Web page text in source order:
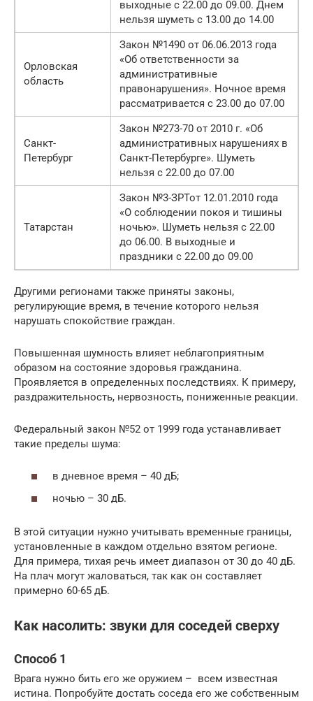
выходные с 22.00 до 09.00. Днем
нельзя шуметь с 13.00 до 14.00
Орловская
область
Закон №1490 от 06.06.2013 года
«Об ответственности за
административные
правонарушения». Ночное время
рассматривается с 23.00 до 07.00
Санкт-
Петербург
Закон №273-70 от 2010 г. «Об
административных нарушениях в
Санкт-Петербурге». Шуметь
нельзя с 22.00 до 07.00
Татарстан
Закон №3-ЗРТот 12.01.2010 года
«О соблюдении покоя и тишины
ночью». Шуметь нельзя с 22.00
до 06.00. В выходные и
праздники с 22.00 до 09.00
Другими регионами также приняты законы,
регулирующие время, в течение которого нельзя
нарушать спокойствие граждан.
Повышенная шумность влияет неблагоприятным
образом на состояние здоровья гражданина.
Проявляется в определенных последствиях. К примеру,
раздражительность, нервозность, пониженные реакции.
Федеральный закон №52 от 1999 года устанавливает
такие пределы шума:
в дневное время – 40 дБ;
ночью – 30 дБ.
В этой ситуации нужно учитывать временные границы,
установленные в каждом отдельно взятом регионе.
Для примера, тихая речь имеет диапазон от 30 до 40 дБ.
На плач могут жаловаться, так как он составляет
примерно 60-65 дБ.
Как насолить: звуки для соседей сверху
Способ 1
Врага нужно бить его же оружием – всем известная
истина. Попробуйте достать соседа его же собственным